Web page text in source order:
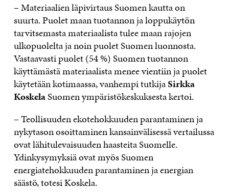
– Materiaalien läpivirtaus Suomen kautta on
suurta. Puolet maan tuotannon ja loppukäytön
tarvitsemasta materiaalista tulee maan rajojen
ulkopuolelta ja noin puolet Suomen luonnosta.
Vastaavasti puolet (54 %) Suomen tuotannon
käyttämästä materiaalista menee vientiin ja puolet
käytetään kotimaassa, vanhempi tutkijaSirkka
KoskelaSuomen ympäristökeskuksesta kertoi.
– Teollisuuden ekotehokkuuden parantaminen ja
nykytason osoittaminen kansainvälisessä vertailussa
ovat lähitulevaisuuden haasteita Suomelle.
Ydinkysymyksiä ovat myös Suomen
energiatehokkuuden parantaminen ja energian
säästö, totesi Koskela.